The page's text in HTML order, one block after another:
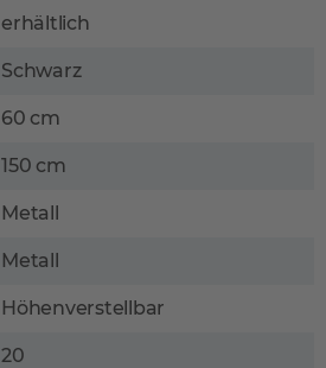
erhältlich
Schwarz
60 cm
150 cm
Metall
Metall
Höhenverstellbar
20